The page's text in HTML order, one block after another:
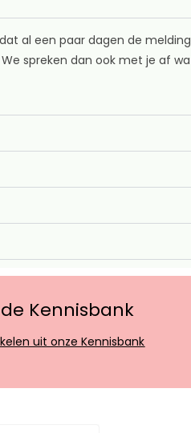
al een paar dagen de
spreken dan ook met je af
Kennisbank
uit onze Kennisbank